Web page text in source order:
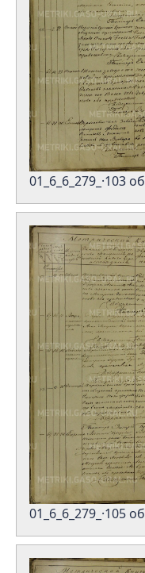
01_6_6_279_·103 об
01_6_6_279_·105 об